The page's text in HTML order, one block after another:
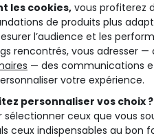
les cookies, vous profiterez
de produits plus
l’audience et les
rencontrés, vous adresser
— des communications
votre expérience.
personnaliser vos choix ?
sélectionner ceux que vous
ceux indispensables au bon